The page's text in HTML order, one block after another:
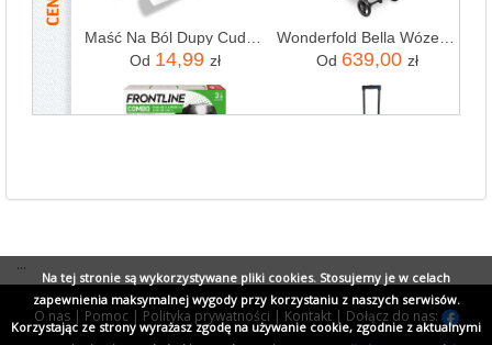
...
O nas| Pomoc | Polityka prywatności | Kontakt| Dołącz do nas:
Na tej stronie są wykorzystywane pliki cookies. Stosujemy je w celach
zapewnienia maksymalnej wygody przy korzystaniu z naszych serwisów.
Korzystając ze strony wyrażasz zgodę na używanie cookie, zgodnie z aktualnymi